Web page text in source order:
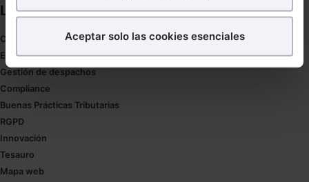
¿Qué puedes hacer?
en la web sea óptima
Puedes
todas las cookies excepto aquellas imprescindibles.
seleccionar solo aquellas que quieras permitir en tu
Aceptar solo las cookies esenciales
Links directos
Coronavirus
Estudio de salud abogacía
Gestión de despachos
Compliance
Buenas Prácticas Tributarias
RGPD
Innovación
Tesauro
Mapa web